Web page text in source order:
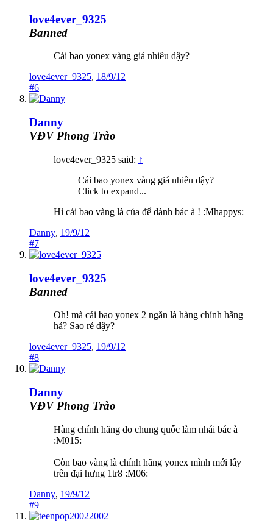
love4ever_9325
Banned
Cái bao yonex vàng giá nhiêu dậy?
love4ever_9325, 18/9/12
#6
Danny
VĐV Phong Trào
love4ever_9325 said: ↑
Cái bao yonex vàng giá nhiêu dậy?
Click to expand...
Hì cái bao vàng là của để dành bác à ! :Mhappys:
Danny, 19/9/12
#7
love4ever_9325
Banned
Oh! mà cái bao yonex 2 ngăn là hàng chính hãng
hả? Sao rẻ dậy?
love4ever_9325, 19/9/12
#8
Danny
VĐV Phong Trào
Hàng chính hãng do chung quốc làm nhái bác à
:M015:
Còn bao vàng là chính hãng yonex mình mới lấy
trên đại hưng 1tr8 :M06:
Danny, 19/9/12
#9